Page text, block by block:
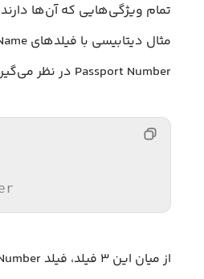
تمام ویژگی‌هایی که آن‌ها
Passport Number در نظر می‌گیرید.